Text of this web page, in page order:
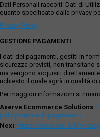
Dati Personali raccolti: Dati di
quanto specificato dalla privacy
Privacy Policy
GESTIONE PAGAMENTI
I dati dei pagamenti, gestiti in
sicurezza previsti, non transitano
ma vengono acquisiti
richiesto il quale agirà in qualità
Per maggiori informazioni si
Axerve Ecommerce Solutions:
policy/servizi-di-pagamento
Nexi: https://www.nexi.it/it/privacy